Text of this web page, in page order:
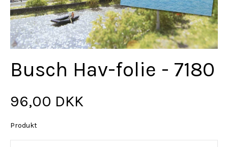
Busch Hav-folie - 7180
96,00 DKK
Produkt